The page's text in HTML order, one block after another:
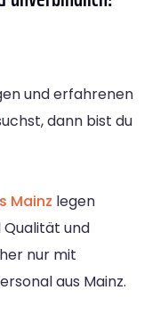
und erfahrenen
dann bist du
Mainz legen
und
nur mit
aus Mainz.